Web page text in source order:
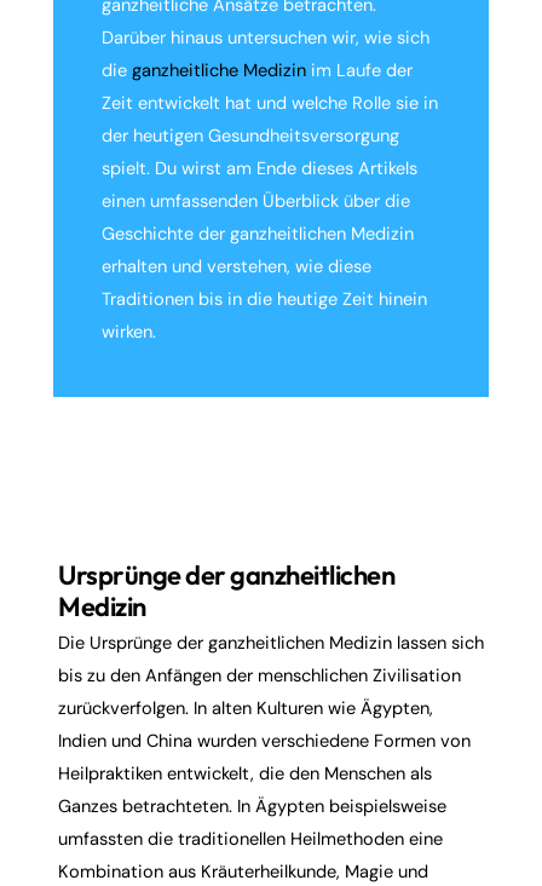
ganzheitliche Ansätze betrachten.
Darüber hinaus untersuchen wir, wie sich
die ganzheitliche Medizin im Laufe der
Zeit entwickelt hat und welche Rolle sie in
der heutigen Gesundheitsversorgung
spielt. Du wirst am Ende dieses Artikels
einen umfassenden Überblick über die
Geschichte der ganzheitlichen Medizin
erhalten und verstehen, wie diese
Traditionen bis in die heutige Zeit hinein
wirken.
Ursprünge der ganzheitlichen
Medizin
Die Ursprünge der ganzheitlichen Medizin lassen sich
bis zu den Anfängen der menschlichen Zivilisation
zurückverfolgen. In alten Kulturen wie Ägypten,
Indien und China wurden verschiedene Formen von
Heilpraktiken entwickelt, die den Menschen als
Ganzes betrachteten. In Ägypten beispielsweise
umfassten die traditionellen Heilmethoden eine
Kombination aus Kräuterheilkunde, Magie und